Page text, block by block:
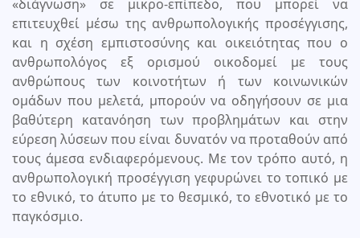
«διάγνωση» σε μικρο-επίπεδο, που μπορεί να
επιτευχθεί μέσω της ανθρωπολογικής προσέγγισης,
και η σχέση εμπιστοσύνης και οικειότητας που ο
ανθρωπολόγος εξ ορισμού οικοδομεί με τους
ανθρώπους των κοινοτήτων ή των κοινωνικών
ομάδων που μελετά, μπορούν να οδηγήσουν σε μια
βαθύτερη κατανόηση των προβλημάτων και στην
εύρεση λύσεων που είναι δυνατόν να προταθούν από
τους άμεσα ενδιαφερόμενους. Με τον τρόπο αυτό, η
ανθρωπολογική προσέγγιση γεφυρώνει το τοπικό με
το εθνικό, το άτυπο με το θεσμικό, το εθνοτικό με το
παγκόσμιο.